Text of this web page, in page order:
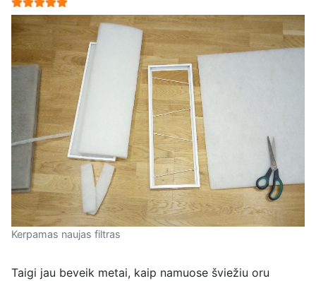
Kerpamas naujas filtras
Taigi jau beveik metai, kaip namuose šviežiu oru